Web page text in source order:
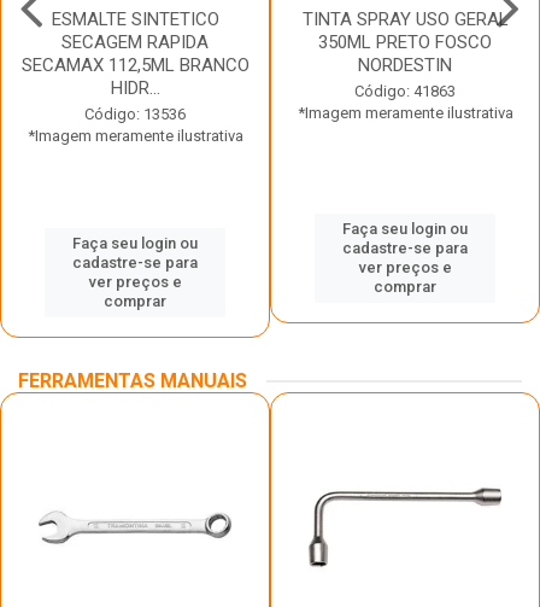
ESMALTE SINTETICO
SECAGEM RAPIDA
SECAMAX 112,5ML BRANCO
HIDR...
Código: 13536
*Imagem meramente ilustrativa
Faça seu login ou
cadastre-se para
ver preços e
comprar
TINTA SPRAY USO GERAL
350ML PRETO FOSCO
NORDESTIN
Código: 41863
*Imagem meramente ilustrativa
Faça seu login ou
cadastre-se para
ver preços e
comprar
FERRAMENTAS MANUAIS